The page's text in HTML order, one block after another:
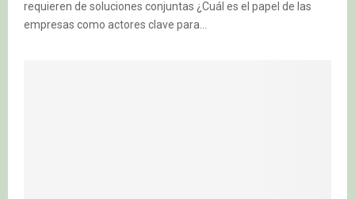
requieren de soluciones conjuntas ¿Cuál es el papel de las
empresas como actores clave para...